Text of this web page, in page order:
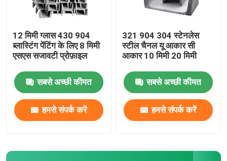
12 मिमी ग्लास 430 904
ब्लास्टिंग पेंटिंग के लिए 8 मिमी
एसएस सजावटी प्रोफ़ाइल
सबसे अच्छी कीमत
हमसे संपर्क करें
321 904 304 स्टेनलेस
स्टील चैनल यू आकार सी
आकार 10 मिमी 20 मिमी
सबसे अच्छी कीमत
हमसे संपर्क करें